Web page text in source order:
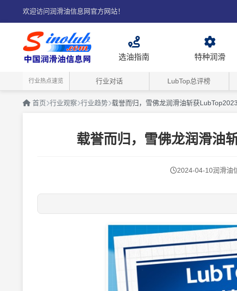
欢迎访问润滑油信息网官方网站！
选油指南 特种润滑
行业热点速览 行业对话 LubTop总评榜
首页 行业观察 行业趋势 载誉而归，雪佛龙润滑油斩获
载誉而归，雪佛龙润滑油
2024-04-10润滑油